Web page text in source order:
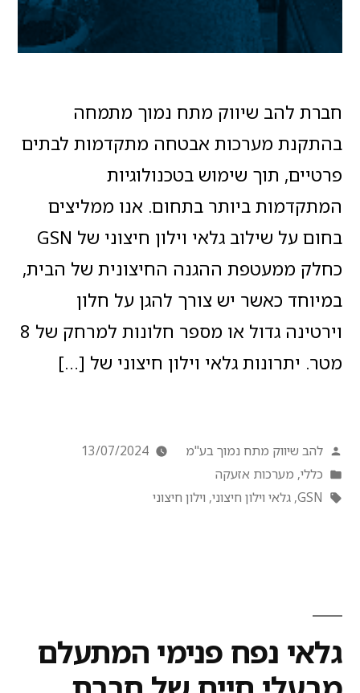
חברת להב שיווק מתח נמוך מתמחה
בהתקנת מערכות אבטחה מתקדמות לבתים
פרטיים, תוך שימוש בטכנולוגיות
המתקדמות ביותר בתחום. אנו ממליצים
בחום על שילוב גלאי וילון חיצוני של GSN
כחלק ממעטפת ההגנה החיצונית של הבית,
במיוחד כאשר יש צורך להגן על חלון
וירטינה גדול או מספר חלונות למרחק של 8
מטר. יתרונות גלאי וילון חיצוני של […]
להב שיווק מתח נמוך בע"מ
13/07/2024
כללי, מערכות אזעקה
GSN
, גלאי וילון חיצוני, וילון חיצוני
גלאי נפח פנימי המתעלם